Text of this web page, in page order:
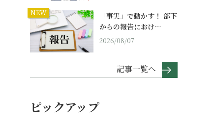
NEW
「事実」で動かす！ 部下
からの報告におけ…
2026/08/07
記事一覧へ
ピックアップ